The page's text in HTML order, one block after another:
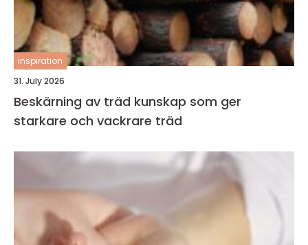
inspiration
31. July 2026
Beskärning av träd kunskap som ger
starkare och vackrare träd